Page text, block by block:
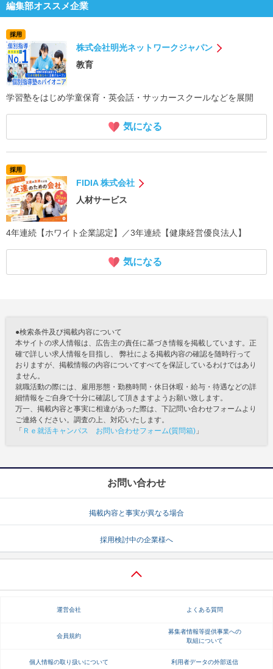
編集部オススメ企業
採用
株式会社明光ネットワークジャパン
教育
学習塾をはじめ学童保育・英会話・サッカースクールなどを展開
気になる
採用
FIDIA 株式会社
人材サービス
4年連続【ホワイト企業認定】／3年連続【健康経営優良法人】
気になる
●検索条件及び掲載内容について
本サイトの求人情報は、広告主の責任に基づき情報を掲載しています。正
確で詳しい求人情報を目指し、 弊社による掲載内容の確認を随時行って
おりますが、掲載情報の内容についてすべてを保証しているわけではあり
ません。
就職活動の際には、雇用形態・勤務時間・休日休暇・給与・待遇などの詳
細情報をご自身で十分に確認して頂きますようお願い致します。
万一、掲載内容と事実に相違があった際は、下記問い合わせフォームより
ご連絡ください。調査の上、対応いたします。
「 Ｒｅ就活キャンパス お問い合わせフォーム(質問箱) 」
お問い合わせ
掲載内容と事実が異なる場合
採用検討中の企業様へ
運営会社 よくある質問
会員規約
募集者情報等提供事業への
取組について
個人情報の取り扱いについて 利用者データの外部送信